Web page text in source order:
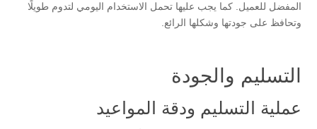
المفضل للعميل. كما يجب عليها تحمل الاستخدام اليومي لتدوم طويلًا
وتحافظ على جودتها وشكلها الرائع.
التسليم والجودة
عملية التسليم ودقة المواعيد